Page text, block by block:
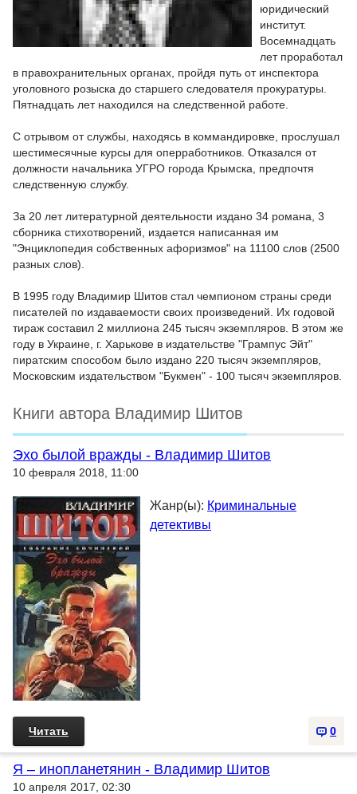
юридический
институт.
Восемнадцать
лет проработал
в правохранительных органах, пройдя путь от инспектора
уголовного розыска до старшего следователя прокуратуры.
Пятнадцать лет находился на следственной работе.
С отрывом от службы, находясь в коммандировке, прослушал
шестимесячные курсы для оперработников. Отказался от
должности начальника УГРО города Крымска, предпочтя
следственную службу.
За 20 лет литературной деятельности издано 34 романа, 3
сборника стихотворений, издается написанная им
"Энциклопедия собственных афоризмов" на 11100 слов (2500
разных слов).
В 1995 году Владимир Шитов стал чемпионом страны среди
писателей по издаваемости своих произведений. Их годовой
тираж составил 2 миллиона 245 тысяч экземпляров. В этом же
году в Украине, г. Харькове в издательстве "Грампус Эйт"
пиратским способом было издано 220 тысяч экземпляров,
Московским издательством "Букмен" - 100 тысяч экземпляров.
Книги автора Владимир Шитов
Эхо былой вражды - Владимир Шитов
10 февраля 2018, 11:00
Жанр(ы): Криминальные
детективы
0
Читать
Я – инопланетянин - Владимир Шитов
10 апреля 2017, 02:30